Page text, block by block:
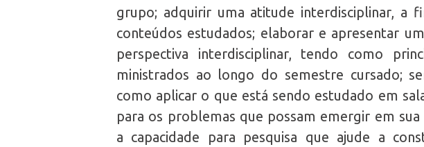
grupo; adquirir uma atitude interdisciplinar, a
conteúdos estudados; elaborar e apresentar
perspectiva interdisciplinar, tendo como
ministrados ao longo do semestre cursado;
como aplicar o que está sendo estudado em
para os problemas que possam emergir em
a capacidade para pesquisa que ajude a